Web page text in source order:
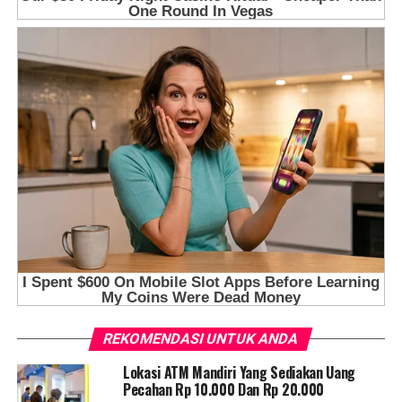
REKOMENDASI UNTUK ANDA
Lokasi ATM Mandiri Yang Sediakan Uang
Pecahan Rp 10.000 Dan Rp 20.000